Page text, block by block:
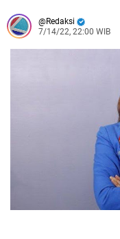
Redaksi
7/14/22, 22:00 WIB